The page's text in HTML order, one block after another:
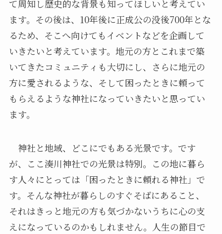
て周知し歴史的な背景も知ってほしいと考えてい
ます。その後は、10年後に正成公の没後700年とな
るため、そこへ向けてもイベントなどを企画して
いきたいと考えています。地元の方とこれまで築
いてきたコミュニティも大切にし、さらに地元の
方に愛されるような、そして困ったときに頼って
もらえるような神社になっていきたいと思ってい
ます。
神社と地域、どこにでもある光景です。です
が、ここ湊川神社での光景は特別。この地に暮ら
す人々にとっては「困ったときに頼れる神社」で
す。そんな神社が暮らしのすぐそばにあること、
それはきっと地元の方も気づかないうちに心の支
えになっているのかもしれません。人生の節目で